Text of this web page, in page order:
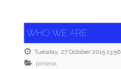
WHO WE ARE
Tuesday, 27 October 2015 13:56
pimesa